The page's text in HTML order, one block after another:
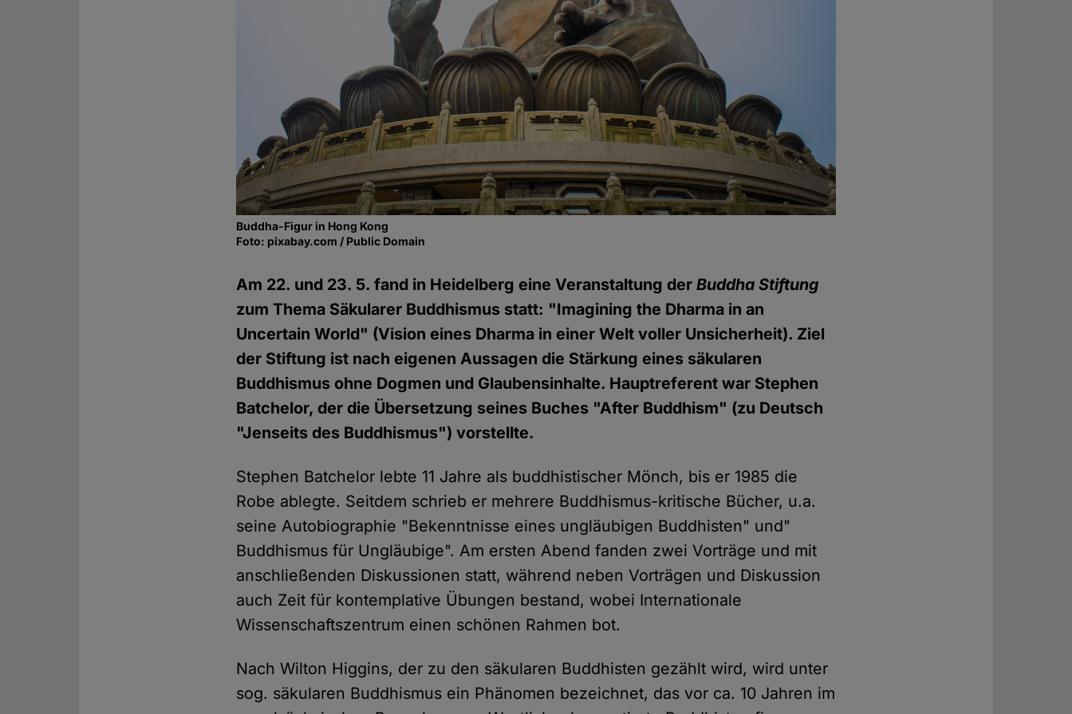
Buddha-Figur in Hong Kong
Foto: pixabay.com / Public Domain
Am 22. und 23. 5. fand in Heidelberg eine Veranstaltung derBuddha Stiftung
zum Thema Säkularer Buddhismus statt: "Imagining the Dharma in an
Uncertain World" (Vision eines Dharma in einer Welt voller Unsicherheit). Ziel
der Stiftung ist nach eigenen Aussagen die Stärkung eines säkularen
Buddhismus ohne Dogmen und Glaubensinhalte. Hauptreferent war Stephen
Batchelor, der die Übersetzung seines Buches "After Buddhism" (zu Deutsch
"Jenseits des Buddhismus") vorstellte.
Stephen Batchelor lebte 11 Jahre als buddhistischer Mönch, bis er 1985 die
Robe ablegte. Seitdem schrieb er mehrere Buddhismus-kritische Bücher, u.a.
seine Autobiographie "Bekenntnisse eines ungläubigen Buddhisten" und"
Buddhismus für Ungläubige". Am ersten Abend fanden zwei Vorträge und mit
anschließenden Diskussionen statt, während neben Vorträgen und Diskussion
auch Zeit für kontemplative Übungen bestand, wobei Internationale
Wissenschaftszentrum einen schönen Rahmen bot.
Nach Wilton Higgins, der zu den säkularen Buddhisten gezählt wird, wird unter
sog. säkularen Buddhismus ein Phänomen bezeichnet, das vor ca. 10 Jahren im